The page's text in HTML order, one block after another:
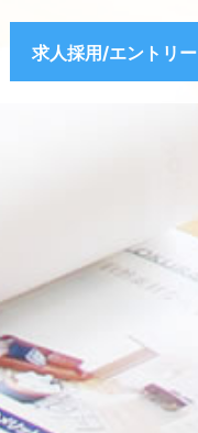
求人採用/エントリー